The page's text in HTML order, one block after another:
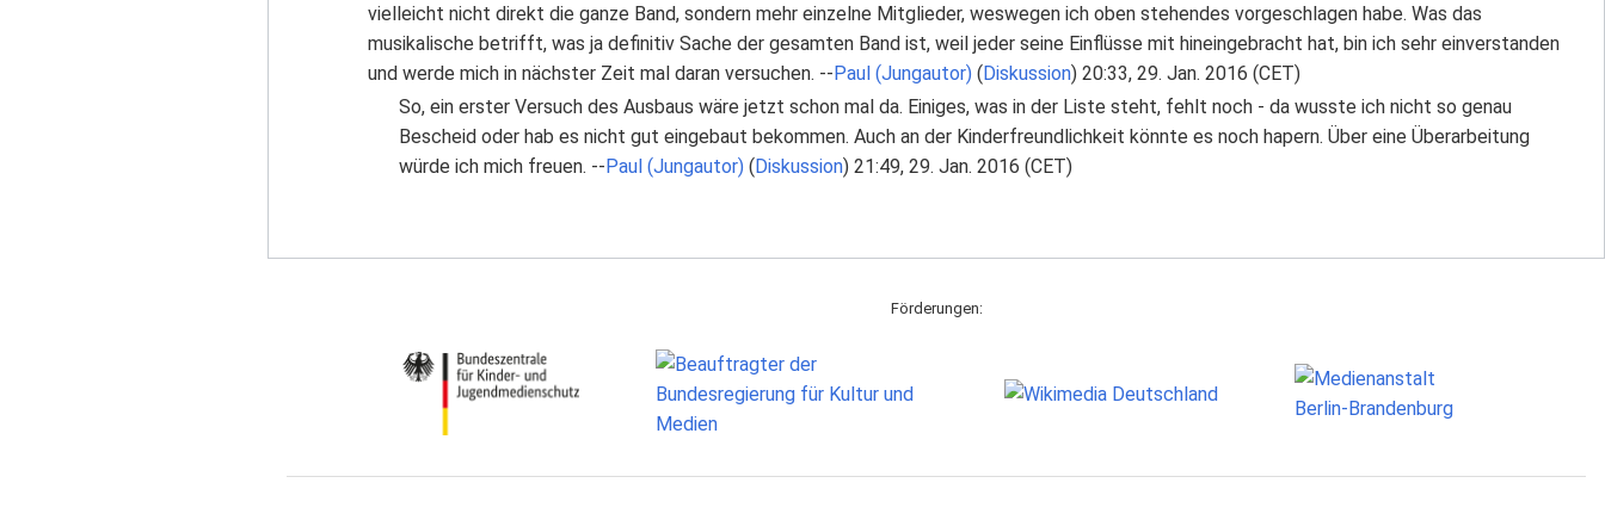
vielleicht nicht direkt die ganze Band, sondern mehr einzelne Mitglieder, weswegen ich oben stehendes vorgeschlagen habe. Was das
musikalische betrifft, was ja definitiv Sache der gesamten Band ist, weil jeder seine Einflüsse mit hineingebracht hat, bin ich sehr einverstanden
und werde mich in nächster Zeit mal daran versuchen. --Paul (Jungautor) (Diskussion) 20:33, 29. Jan. 2016 (CET)
So, ein erster Versuch des Ausbaus wäre jetzt schon mal da. Einiges, was in der Liste steht, fehlt noch - da wusste ich nicht so genau
Bescheid oder hab es nicht gut eingebaut bekommen. Auch an der Kinderfreundlichkeit könnte es noch hapern. Über eine Überarbeitung
würde ich mich freuen. --Paul (Jungautor)(Diskussion) 21:49, 29. Jan. 2016 (CET)
Förderungen: